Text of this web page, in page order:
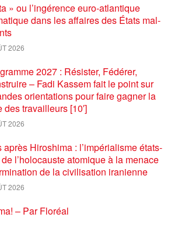
» ou l’ingérence euro-atlantique
dans les affaires des États mal-
2026
2027 : Résister, Fédérer,
– Fadi Kassem fait le point sur
orientations pour faire gagner la
des travailleurs [10′]
2026
après Hiroshima : l’impérialisme états-
l’holocauste atomique à la menace
de la civilisation iranienne
2026
– Par Floréal